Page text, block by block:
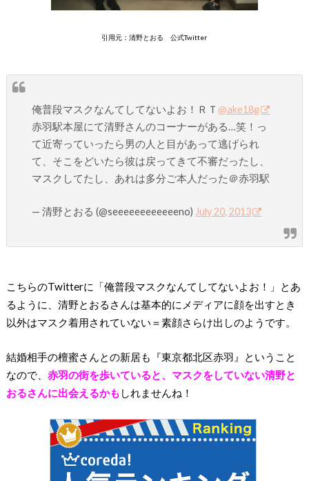
引用元：清野とおる 公式Twitter
俺普段マスクなんてしてないよお！ＲＴ @ake18g
赤羽駅本屋にて清野さんのコーナーがある…笑！っ
て近寄っていったら男の人と目があって逃げられ
て、そこをどいたら彼は戻ってきて不審だったし、
マスクしてたし、あれは多分ご本人だった＠赤羽駅
— 清野とおる (@seeeeeeeeeeeeno) July 20, 2013
こちらのTwitterに「俺普段マスクなんてしてないよお！」とあ
るように、清野とおるさんは基本的にメディアに顔を出すとき
以外はマスク着用されていない＝素顔さらけ出しのようです。
結婚相手の檀蜜さんとの新居も『東京都北区赤羽』ということ
なので、 赤羽の街を歩いていると、マスクをしていない清野と
おるさんに出会えるかも しれませんね！